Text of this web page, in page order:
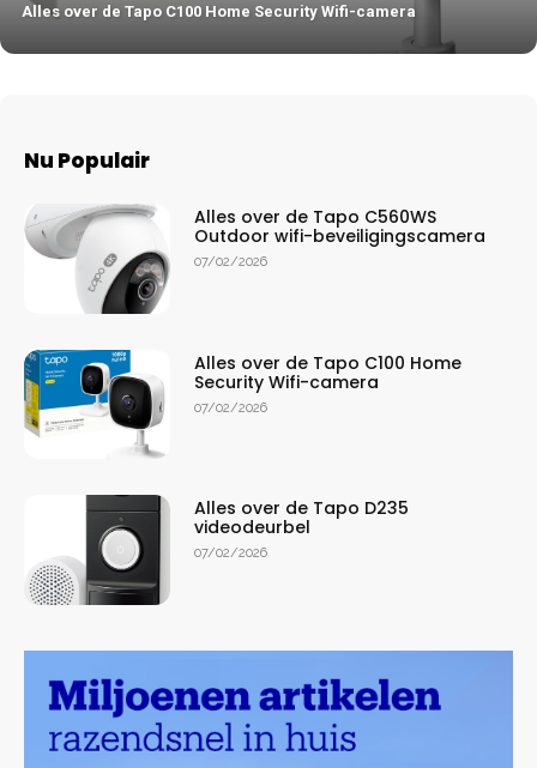
Alles over de Tapo C100 Home Security Wifi-camera
Nu Populair
Alles over de Tapo C560WS
Outdoor wifi-beveiligingscamera
07/02/2026
Alles over de Tapo C100 Home
Security Wifi-camera
07/02/2026
Alles over de Tapo D235
videodeurbel
07/02/2026